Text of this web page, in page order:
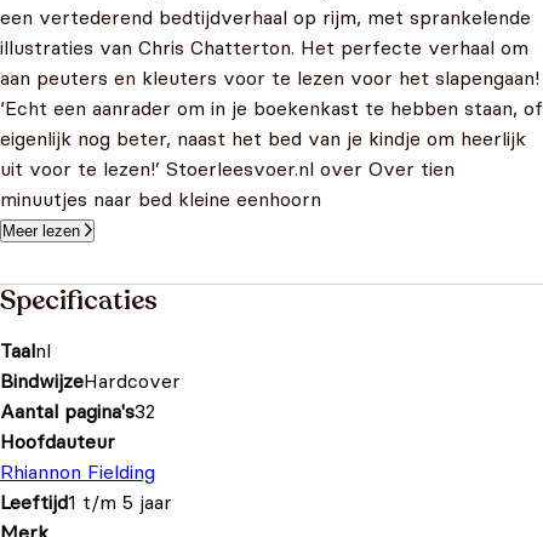
een vertederend bedtijdverhaal op rijm, met sprankelende
illustraties van Chris Chatterton. Het perfecte verhaal om
aan peuters en kleuters voor te lezen voor het slapengaan!
‘Echt een aanrader om in je boekenkast te hebben staan, of
eigenlijk nog beter, naast het bed van je kindje om heerlijk
uit voor te lezen!’ Stoerleesvoer.nl over Over tien
minuutjes naar bed kleine eenhoorn
Meer lezen
Specificaties
Taalnl
BindwijzeHardcover
Aantal pagina's32
Hoofdauteur
Rhiannon Fielding
Leeftijd1 t/m 5 jaar
Merk